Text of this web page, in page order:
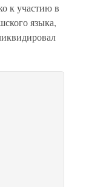
к участию в
языка,